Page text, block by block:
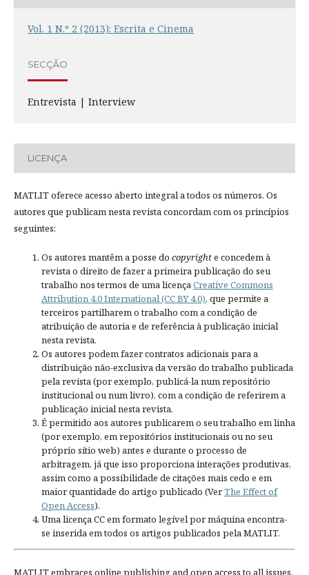
Vol. 1 N.º 2 (2013): Escrita e Cinema
SECÇÃO
Entrevista | Interview
LICENÇA
MATLIT oferece acesso aberto integral a todos os números. Os
autores que publicam nesta revista concordam com os princípios
seguintes:
Os autores mantêm a posse do copyrighte concedem à
revista o direito de fazer a primeira publicação do seu
trabalho nos termos de uma licençaCreative Commons
Attribution 4.0 International (CC BY 4.0), que permite a
terceiros partilharem o trabalho com a condição de
atribuição de autoria e de referência à publicação inicial
nesta revista.
Os autores podem fazer contratos adicionais para a
distribuição não-exclusiva da versão do trabalho publicada
pela revista (por exemplo, publicá-la num repositório
institucional ou num livro), com a condição de referirem a
publicação inicial nesta revista.
É permitido aos autores publicarem o seu trabalho em linha
(por exemplo, em repositórios institucionais ou no seu
próprio sítio web) antes e durante o processo de
arbitragem, já que isso proporciona interações produtivas,
assim como a possibilidade de citações mais cedo e em
maior quantidade do artigo publicado (VerThe Effect of
Open Access).
Uma licença CC em formato legível por máquina encontra-
se inserida em todos os artigos publicados pela MATLIT.
MATLIT embraces online publishing and open access to all issues.